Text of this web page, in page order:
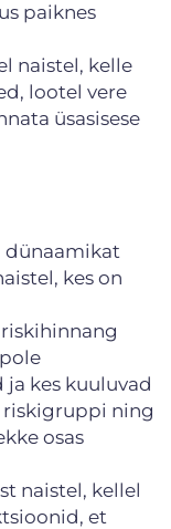
paiknes
naistel, kelle
lootel vere
üsasisese
dünaamikat
kes on
kes kuuluvad
riskigruppi ning
osas
naistel, kellel
et